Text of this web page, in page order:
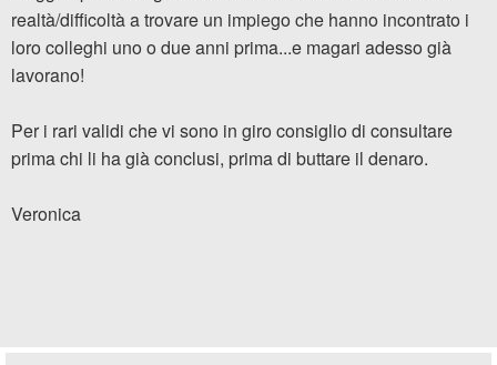
realtà/difficoltà a trovare un impiego che hanno incontrato i
loro colleghi uno o due anni prima...e magari adesso già
lavorano!
Per i rari validi che vi sono in giro consiglio di consultare
prima chi li ha già conclusi, prima di buttare il denaro.
Veronica